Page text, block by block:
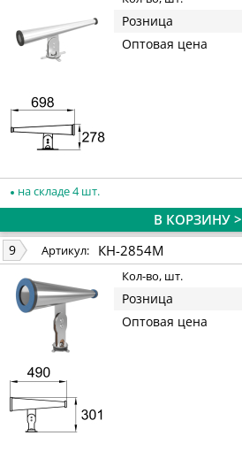
Розница
Оптовая цена
на складе 4 шт.
В КОРЗИНУ >
9 Артикул: КН-2854М
Кол-во, шт.
Розница
Оптовая цена